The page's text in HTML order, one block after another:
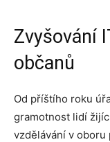
Zvyšování
občanů
Od příštího roku
gramotnost lidí
vzdělávání v